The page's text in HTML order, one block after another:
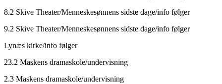
8.2 Skive Theater/Menneskesønnens sidste dage/info følger
9.2 Skive Theater/Menneskesønnens sidste dage/info følger
Lynæs kirke/info følger
23.2 Maskens dramaskole/undervisning
2.3 Maskens dramaskole/undervisning